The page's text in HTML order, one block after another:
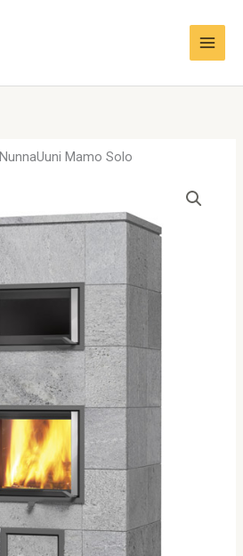
NunnaUuni Mamo Solo